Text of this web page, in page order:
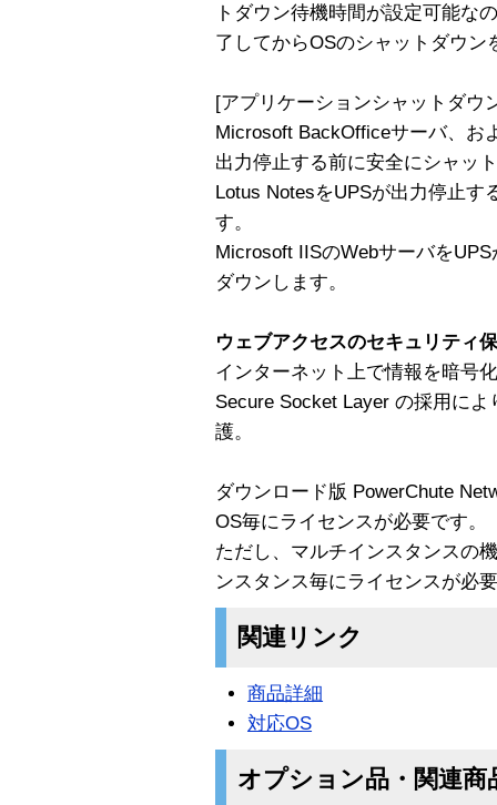
トダウン待機時間が設定可能な
了してからOSのシャットダウ
[アプリケーションシャットダウ
Microsoft BackOfficeサーバ、お
出力停止する前に安全にシャッ
Lotus NotesをUPSが出力停止す
す。
Microsoft IISのWebサーバを
ダウンします。
ウェブアクセスのセキュリティ
インターネット上で情報を暗号
Secure Socket Layer の採用に
護。
ダウンロード版 PowerChute
OS毎にライセンスが必要です。
ただし、マルチインスタンスの
ンスタンス毎にライセンスが必
関連リンク
商品詳細
対応OS
オプション品・関連商